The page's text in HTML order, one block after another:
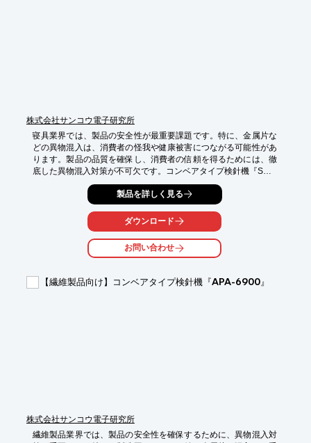
株式会社サンコウ電子研究所
寝具業界では、製品の安全性が最重要課題です。特に、金属片な
どの異物混入は、消費者の怪我や健康被害につながる可能性があ
ります。製品の品質を確保し、消費者の信頼を得るためには、徹
底した異物混入対策が不可欠です。コンベアタイプ検針機『SC1-
600』は、寝具製品の製造過程における異物混入リスクを低減
し、安全な製品提供をサポートします。
【活用シーン】
*   マットレス、布団、枕などの製造工程
*   キルティング加工後の検針
*   縫製後の最終検査
*   異物混入による事故を防止
製品を詳しく見る
ダウンロード
お問い合わせ
【繊維製品向け】コンベアタイプ検針機『APA-6900』
株式会社サンコウ電子研究所
繊維製品業界では、製品の安全性を確保するために、異物混入対